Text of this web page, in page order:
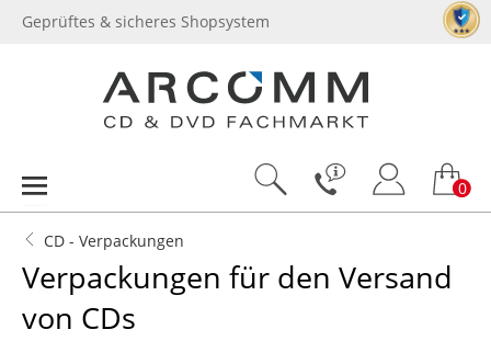
Geprüftes & sicheres Shopsystem
0
CD - Verpackungen
Verpackungen für den Versand
von CDs